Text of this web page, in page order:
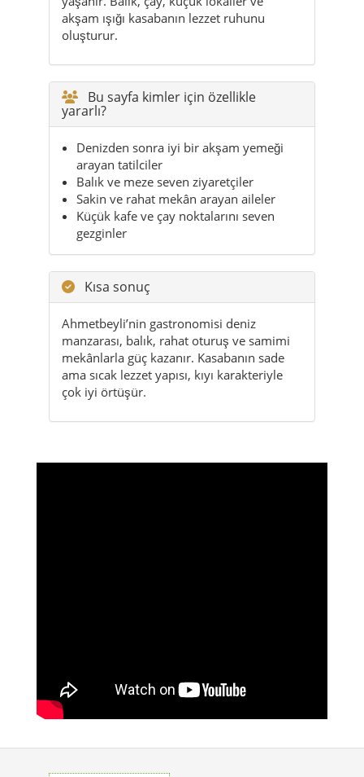
Bu sayfa kimler için özellikle
yararlı?
Denizden sonra iyi bir akşam yemeği
arayan tatilciler
Balık ve meze seven ziyaretçiler
Sakin ve rahat mekân arayan aileler
Küçük kafe ve çay noktalarını seven
gezginler
Kısa sonuç
Ahmetbeyli’nin gastronomisi deniz
manzarası, balık, rahat oturuş ve samimi
mekânlarla güç kazanır. Kasabanın sade
ama sıcak lezzet yapısı, kıyı karakteriyle
çok iyi örtüşür.